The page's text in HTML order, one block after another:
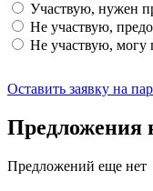
Участвую, нужен
Не участвую,
Не участвую, могу
Оставить заявку на
Предложения
Предложений еще нет